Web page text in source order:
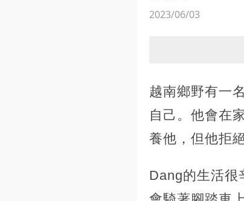
2023/06/03
越南鄉野有一
自己。他會在
養他，但他拒
Dang的生活很